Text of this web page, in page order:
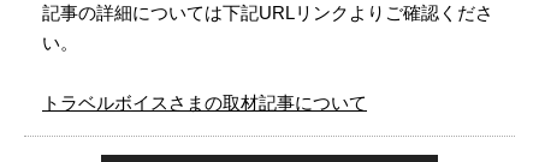
記事の詳細については下記URLリンクよりご確認くださ
い。
トラベルボイスさまの取材記事について